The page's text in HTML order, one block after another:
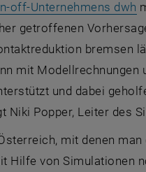
off-Unternehmens dwh ,
getroffenen
bremsen
mit Modellrechnungen
und dabei
Niki Popper, Leiter des
mit denen
Hilfe von Simulationen